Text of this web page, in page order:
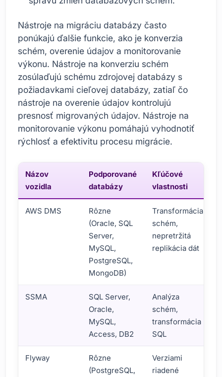
Nástroje na migráciu databázy často
ponúkajú ďalšie funkcie, ako je konverzia
schém, overenie údajov a monitorovanie
výkonu. Nástroje na konverziu schém
zosúlaďujú schému zdrojovej databázy s
požiadavkami cieľovej databázy, zatiaľ čo
nástroje na overenie údajov kontrolujú
presnosť migrovaných údajov. Nástroje na
monitorovanie výkonu pomáhajú vyhodnotiť
rýchlosť a efektivitu procesu migrácie.
Názov
vozidla
Podporované
databázy
Kľúčové
vlastnosti
AWS DMS
Rôzne
(Oracle, SQL
Server,
MySQL,
PostgreSQL,
MongoDB)
Transformácia
schém,
nepretržitá
replikácia dát
SSMA
SQL Server,
Oracle,
MySQL,
Access, DB2
Analýza
schém,
transformácia
SQL
Flyway
Rôzne
(PostgreSQL,
Verziami
riadené